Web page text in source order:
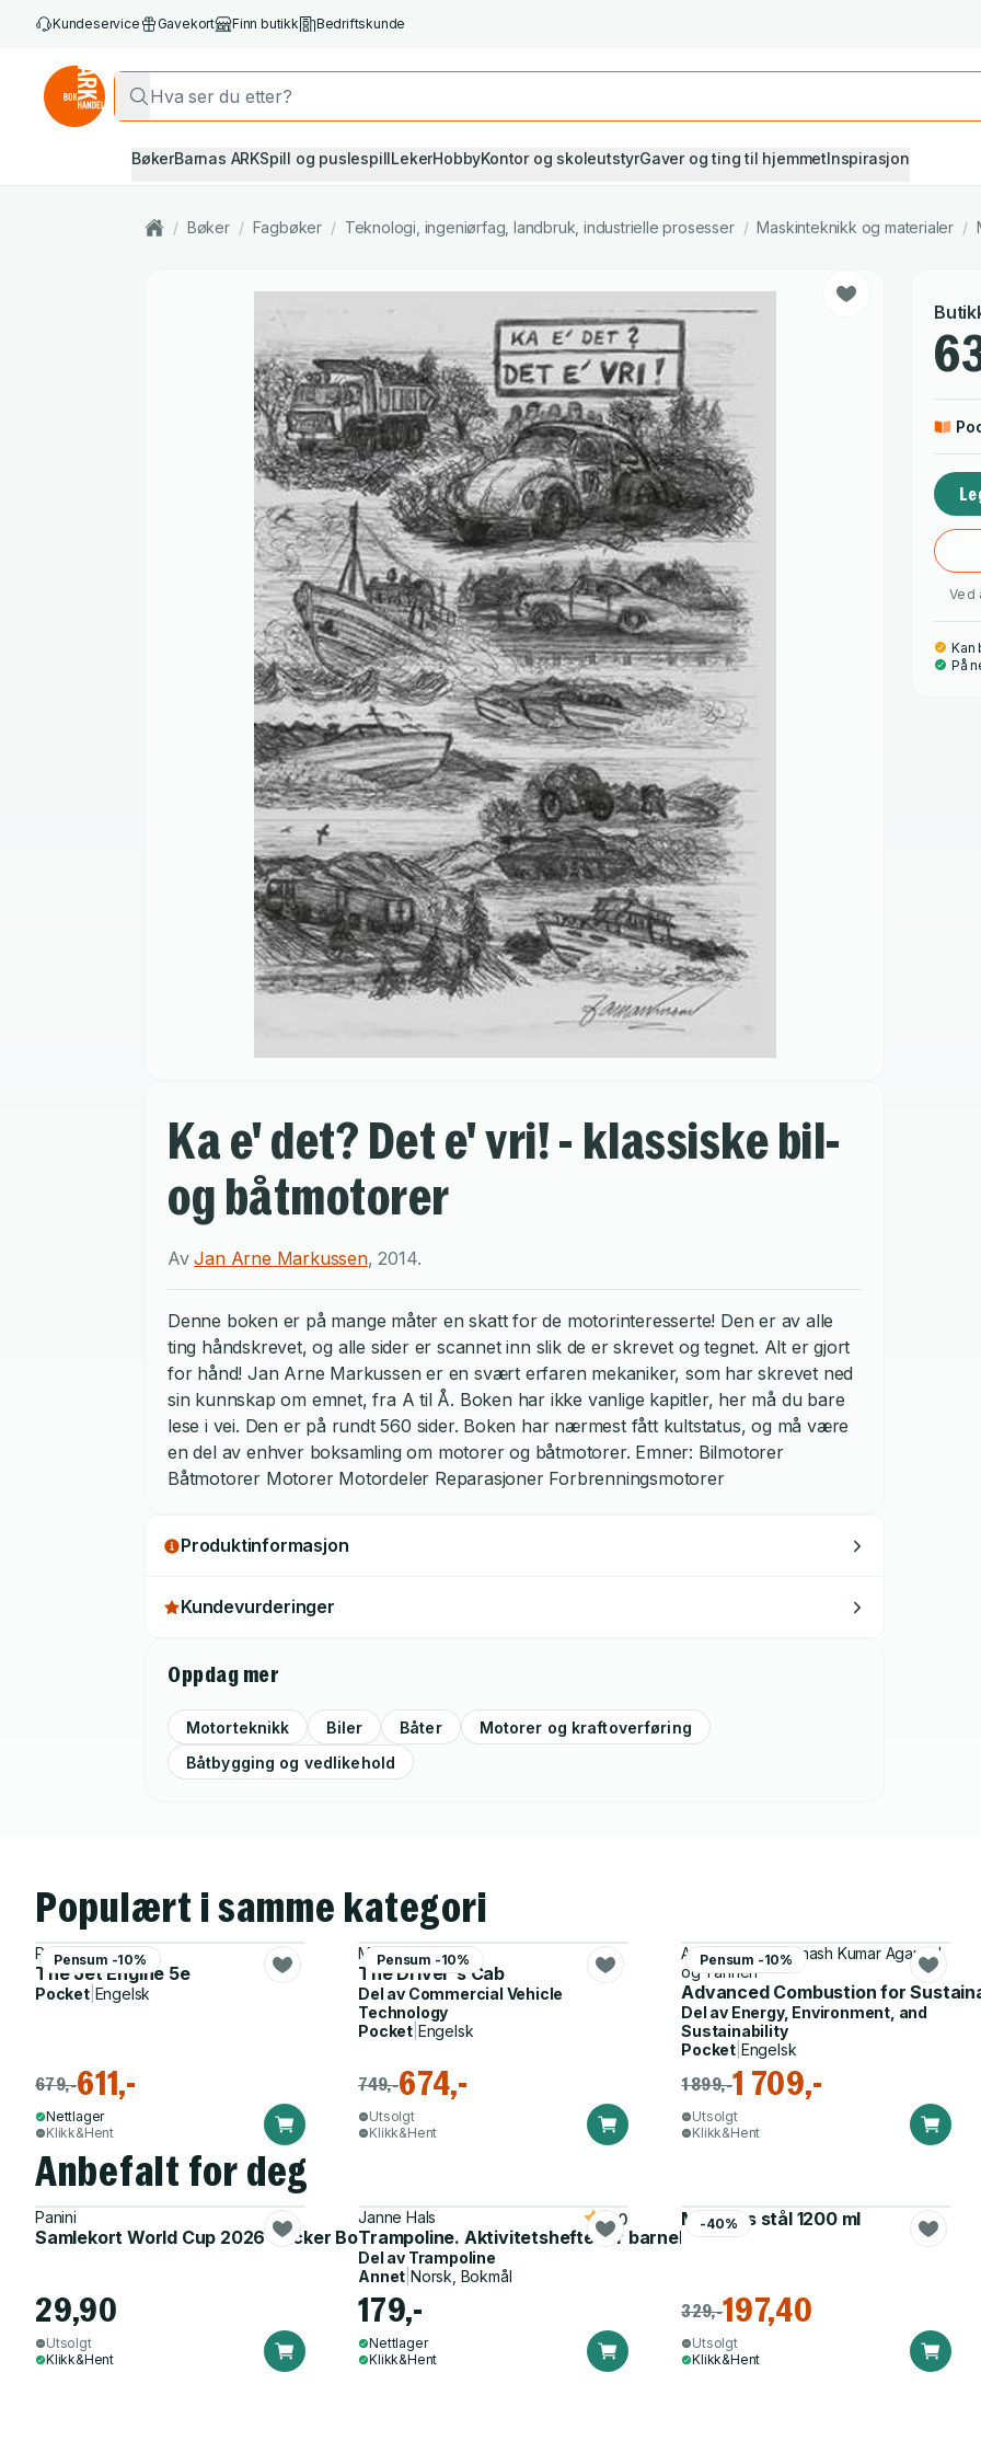
Kundeservice Gavekort Finn butikk Bedriftskunde
BøkerBarnas ARKSpill og puslespillLekerHobbyKontor og skoleutstyrGaver og ting til hjemmetInspirasjon
/ Bøker / Fagbøker / Teknologi, ingeniørfag, landbruk, industrielle prosesser / Maskinteknikk og materialer /
Ka e' det? Det e' vri! - klassiske bil-
og båtmotorer
AvJan Arne Markussen,2014.
Denne boken er på mange måter en skatt for de motorinteresserte! Den er av alle
ting håndskrevet, og alle sider er scannet inn slik de er skrevet og tegnet. Alt er gjort
for hånd! Jan Arne Markussen er en svært erfaren mekaniker, som har skrevet ned
sin kunnskap om emnet, fra A til Å. Boken har ikke vanlige kapitler, her må du bare
lese i vei. Den er på rundt 560 sider. Boken har nærmest fått kultstatus, og må være
en del av enhver boksamling om motorer og båtmotorer. Emner: Bilmotorer
Båtmotorer Motorer Motordeler Reparasjoner Forbrenningsmotorer
Produktinformasjon
Kundevurderinger
Oppdag mer
Motorteknikk Biler Båter
Motorer og kraftoverføring
Båtbygging og vedlikehold
Ved
Kan
På
Populært i samme kategori
Pensum -10%
Rolls Royce
The Jet Engine 5e
Pocket| Engelsk
679,-611,-
Nettlager
Klikk&Hent
Pensum -10%
Michael Hilgers
The Driver´s Cab
Del av Commercial Vehicle
Technology
Pocket| Engelsk
749,-674,-
Utsolgt
Klikk&Hent
Pensum -10%
Ankur Kalwar, Avinash Kumar Agarwal
og 1 annen
Advanced Combustion for
Del av Energy, Environment, and
Sustainability
Pocket Engelsk
1 899,-1 709,-
Utsolgt
Klikk&Hent
Anbefalt for deg
Panini
Samlekort World Cup 2026 Sticker Booster
29,90
Utsolgt
Klikk&Hent
Janne Hals
Trampoline. Aktivitetshefte for barnehagen
5.0
Del av Trampoline
Annet Norsk, Bokmål
179,-
Nettlager
Klikk&Hent
-40%
Matboks stål 1200 ml
329,-197,40
Utsolgt
Klikk&Hent